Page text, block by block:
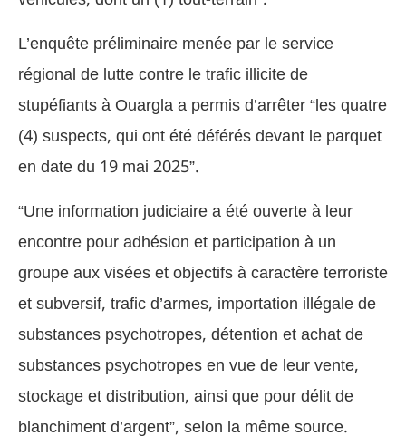
L’enquête préliminaire menée par le service
régional de lutte contre le trafic illicite de
stupéfiants à Ouargla a permis d’arrêter “les quatre
(4) suspects, qui ont été déférés devant le parquet
en date du 19 mai 2025”.
“Une information judiciaire a été ouverte à leur
encontre pour adhésion et participation à un
groupe aux visées et objectifs à caractère terroriste
et subversif, trafic d’armes, importation illégale de
substances psychotropes, détention et achat de
substances psychotropes en vue de leur vente,
stockage et distribution, ainsi que pour délit de
blanchiment d’argent”, selon la même source.